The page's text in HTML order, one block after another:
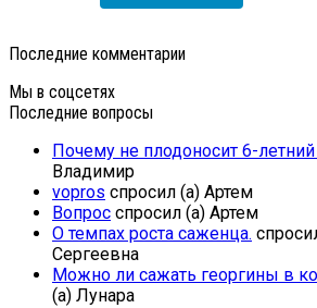
Последние комментарии
Мы в соцсетях
Последние вопросы
Почему не плодоносит 6-
Владимир
vopros спросил (а) Артем
Вопрос спросил (а) Артем
О темпах роста саженца.
Сергеевна
Можно ли сажать георгины в
(а) Лунара